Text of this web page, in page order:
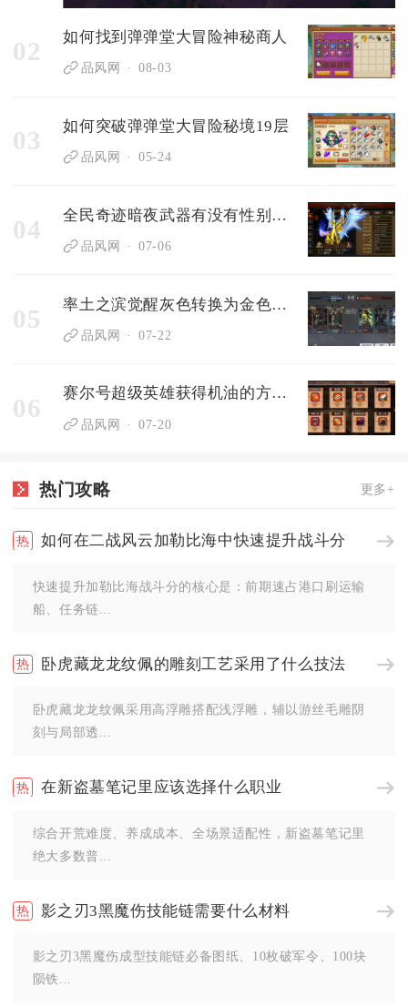
02 如何找到弹弹堂大冒险神秘商人
品风网 08-03
03 如何突破弹弹堂大冒险秘境19层
品风网 05-24
04 全民奇迹暗夜武器有没有性别限制
品风网 07-06
05 率土之滨觉醒灰色转换为金色的步骤是什么
品风网 07-22
06 赛尔号超级英雄获得机油的方式有哪些
品风网 07-20
热门攻略 更多+
如何在二战风云加勒比海中快速提升战斗分
快速提升加勒比海战斗分的核心是：前期速占港口刷运输
船、任务链...
卧虎藏龙龙纹佩的雕刻工艺采用了什么技法
卧虎藏龙龙纹佩采用高浮雕搭配浅浮雕，辅以游丝毛雕阴
刻与局部透...
在新盗墓笔记里应该选择什么职业
综合开荒难度、养成成本、全场景适配性，新盗墓笔记里
绝大多数普...
影之刃3黑魔伤技能链需要什么材料
影之刃3黑魔伤成型技能链必备图纸、10枚破军令、100块
陨铁...